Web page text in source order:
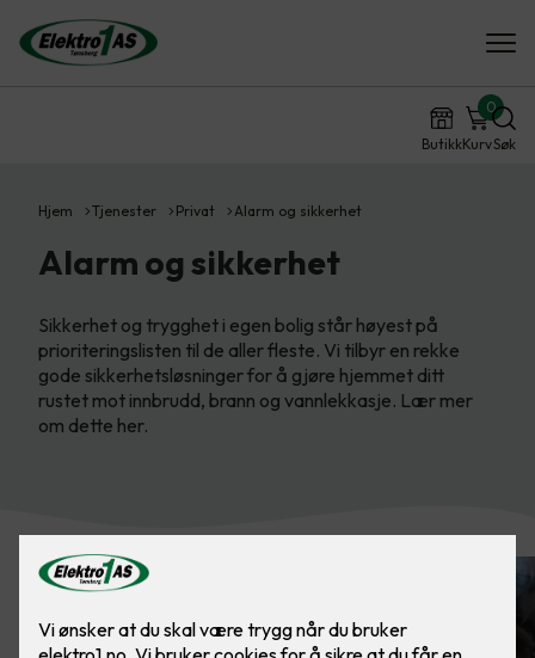
ButikkKurv
0
Søk
Hjem Tjenester Privat Alarm og sikkerhet
Alarm og sikkerhet
Sikkerhet og trygghet i egen bolig står høyest på
prioriteringslisten til de aller fleste. Vi tilbyr en rekke
gode sikkerhetsløsninger for å gjøre hjemmet ditt
rustet mot innbrudd, brann og vannlekkasje. Lær mer
om dette her.